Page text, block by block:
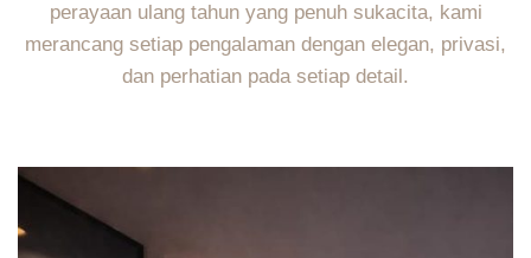
perayaan ulang tahun yang penuh sukacita, kami
merancang setiap pengalaman dengan elegan, privasi,
dan perhatian pada setiap detail.